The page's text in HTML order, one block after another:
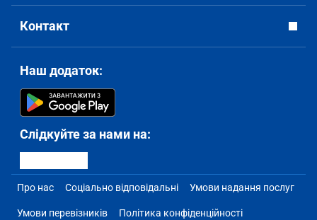
Контакт
Наш додаток:
Слідкуйте за нами на:
Про нас Соціально відповідальні Умови надання послуг
Умови перевізників Політика конфіденційності